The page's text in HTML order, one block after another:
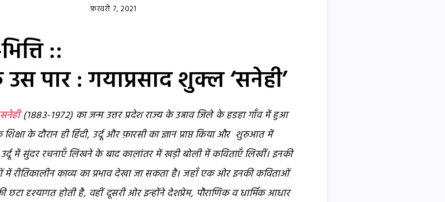
फ़रवरी 7, 2021
::
पार : गयाप्रसाद शुक्ल ‘सनेही’
(१८८३-१९७२) का जन्म उत्तर प्रदेश राज्य के उन्नाव जिले के हडहा गाँव में हुआ
शिक्षा के दौरान ही हिंदी, उर्दू और फ़ारसी का ज्ञान प्राप्त किया और शुरुआत में
में सुंदर रचनाएँ लिखने के बाद कालांतर में खड़ी बोली में कविताएँ लिखीं। इनकी
रीतिकालीन काव्य का प्रभाव देखा जा सकता है। जहाँ एक ओर इनकी कविताओं
छटा दृश्यागत होती है, वहीं दूसरी ओर इन्होंने देशप्रेम, पौराणिक व धार्मिक आधार